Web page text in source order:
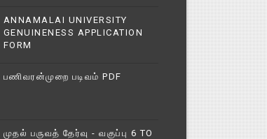
ANNAMALAI UNIVERSITY
GENUINENESS APPLICATION
FORM
பணிவரன்முறை படிவம் PDF
முதல் பருவத் தேர்வு - வகுப்பு 6 TO